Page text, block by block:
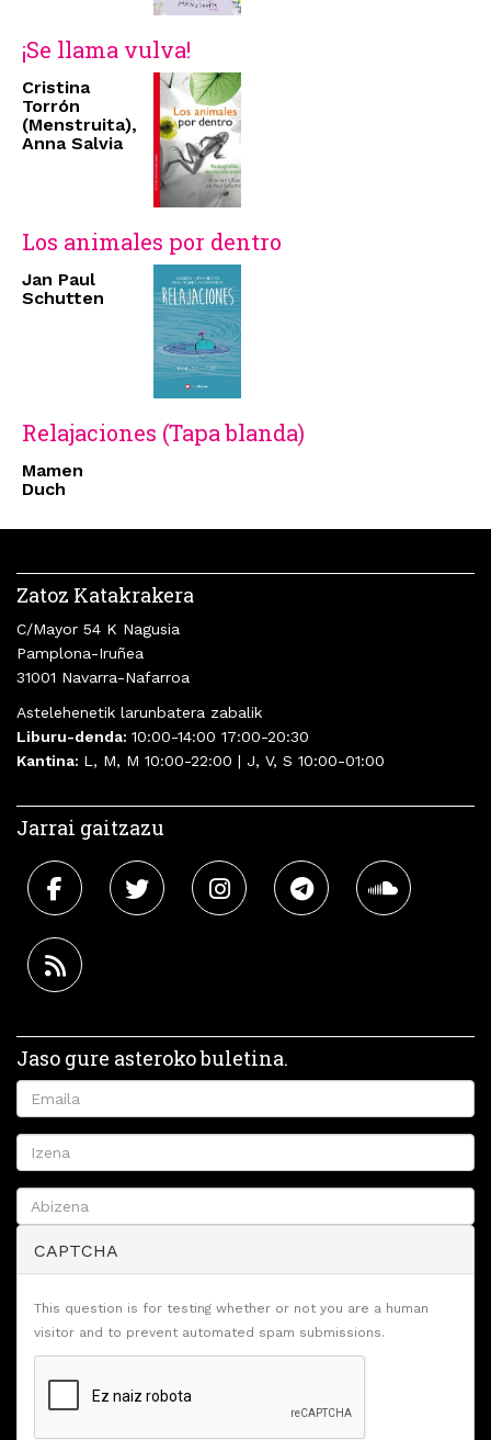
¡Se llama vulva!
Cristina
Torrón
(Menstruita),
Anna Salvia
Los animales por dentro
Jan Paul
Schutten
Relajaciones (Tapa blanda)
Mamen
Duch
Zatoz Katakrakera
C/Mayor 54 K Nagusia
Pamplona-Iruñea
31001 Navarra-Nafarroa
Astelehenetik larunbatera zabalik
Liburu-denda: 10:00-14:00 17:00-20:30
Kantina: L, M, M 10:00-22:00 | J, V, S 10:00-01:00
Jarrai gaitzazu
Jaso gure asteroko buletina.
CAPTCHA
This question is for testing whether or not you are a human
visitor and to prevent automated spam submissions.